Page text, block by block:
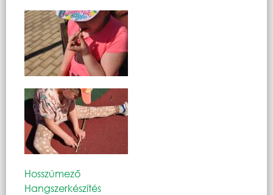
Hosszúmező
Hangszerkészítés